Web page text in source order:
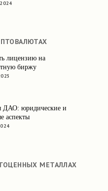
лицензию на
биржу
ДАО: юридические и
аспекты
МЕТАЛЛАХ